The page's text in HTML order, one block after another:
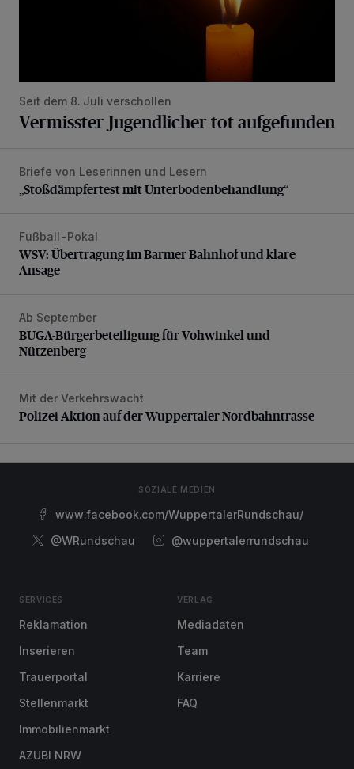
Seit dem 8. Juli verschollen
Vermisster Jugendlicher tot aufgefunden
„Stoßdämpfertest mit Unterbodenbehandlung“
Briefe von Leserinnen und Lesern
„Stoßdämpfertest mit Unterbodenbehandlung“
WSV: Übertragung im Barmer Bahnhof und klare Ansage
Fußball-Pokal
WSV: Übertragung im Barmer Bahnhof und klare
Ansage
BUGA-Bürgerbeteiligung für Vohwinkel und Nützenberg
Ab September
BUGA-Bürgerbeteiligung für Vohwinkel und
Nützenberg
Polizei-Aktion auf der Wuppertaler Nordbahntrasse
Mit der Verkehrswacht
Polizei-Aktion auf der Wuppertaler Nordbahntrasse
SOZIALE MEDIEN
www.facebook.com/WuppertalerRundschau/
@WRundschau
@wuppertalerrundschau
SERVICES
Reklamation
Inserieren
Trauerportal
Stellenmarkt
Immobilienmarkt
AZUBI NRW
VERLAG
Mediadaten
Team
Karriere
FAQ